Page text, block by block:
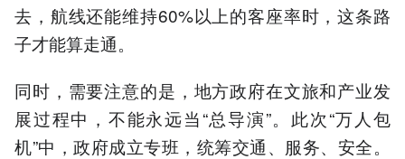
去，航线还能维持60%以上的客座率时，这条路
子才能算走通。
同时，需要注意的是，地方政府在文旅和产业发
展过程中，不能永远当“总导演”。此次“万人包
机”中，政府成立专班，统筹交通、服务、安全。